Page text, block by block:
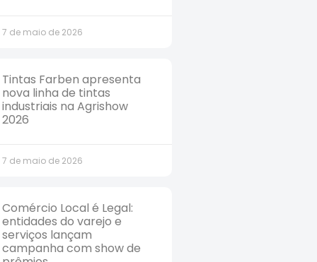
7 de maio de 2026
Tintas Farben apresenta
nova linha de tintas
industriais na Agrishow
2026
7 de maio de 2026
Comércio Local é Legal:
entidades do varejo e
serviços lançam
campanha com show de